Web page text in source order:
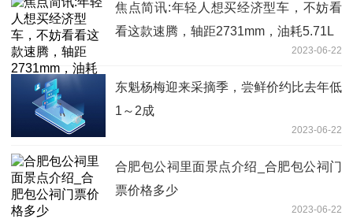
焦点简讯:年轻人想买经济型车，不妨看
看这款速腾，轴距2731mm，油耗5.71L
2023-06-22
东魁杨梅迎来采摘季，尝鲜价约比去年低
1～2成
2023-06-22
合肥包公祠里面景点介绍_合肥包公祠门
票价格多少
2023-06-22